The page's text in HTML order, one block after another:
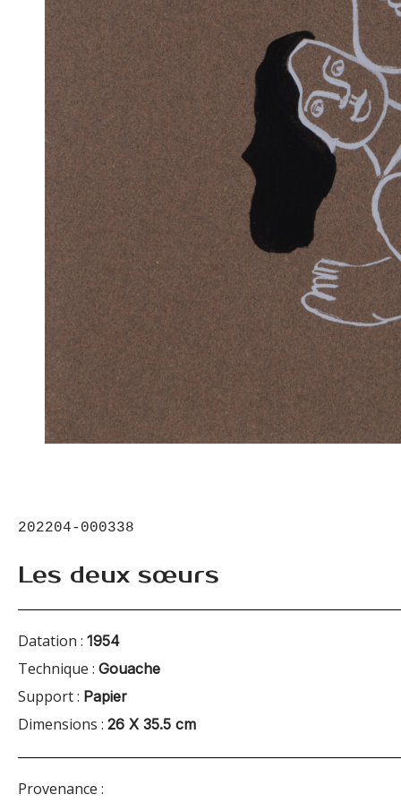
202204-000338
Les deux sœurs
Datation : 1954
Technique : Gouache
Support : Papier
Dimensions : 26 X 35.5 cm
Provenance :